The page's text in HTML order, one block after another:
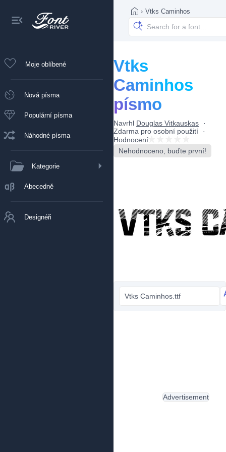
Moje oblíbené
Nová písma
Populární písma
Náhodné písma
Kategorie
Abecedně
Designéři
› Vtks Caminhos
Vtks
Caminhos
písmo
Navrhl Douglas Vitkauskas
Zdarma pro osobní použití
Hodnocení
Nehodnoceno, buďte první!
Vtks Caminhos.ttf
Advertisement